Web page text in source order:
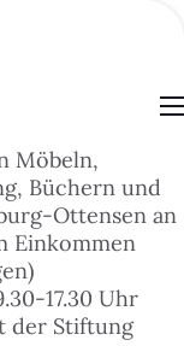
SUCHE
Möbeln,
Büchern und
Ottensen an
Einkommen
17.30 Uhr
der Stiftung